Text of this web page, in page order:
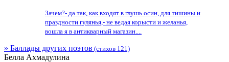
Зачем?- да так, как входят в глушь осин, для тишины и
праздности гулянья,- не ведая корысти и желанья,
вошла я в антикварный магазин....
» Баллады других поэтов (стихов 121)
Белла Ахмадулина